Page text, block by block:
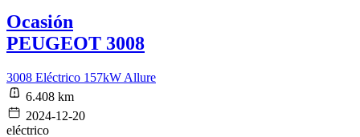
Ocasión
PEUGEOT 3008
3008 Eléctrico 157kW Allure
6.408 km
2024-12-20
eléctrico